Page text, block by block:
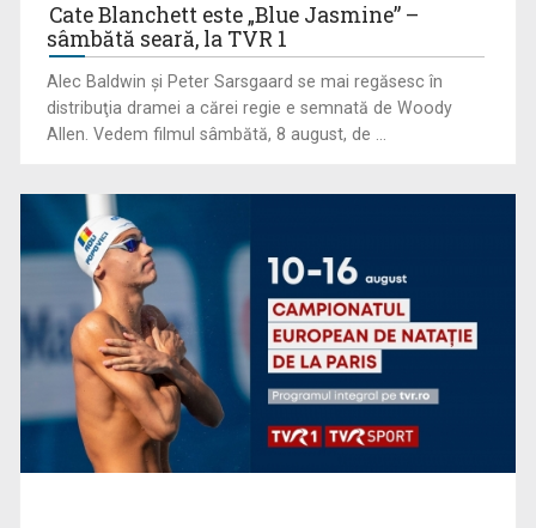
direct şi în ...
„Frații Jderi”, superproducția inspirată din opera lui Mihail
Sadoveanu, la ...
Cate Blanchett este „Blue Jasmine” –
sâmbătă seară, la TVR 1
Alec Baldwin şi Peter Sarsgaard se mai regăsesc în
distribuţia dramei a cărei regie e semnată de Woody
Allen. Vedem filmul sâmbătă, 8 august, de ...